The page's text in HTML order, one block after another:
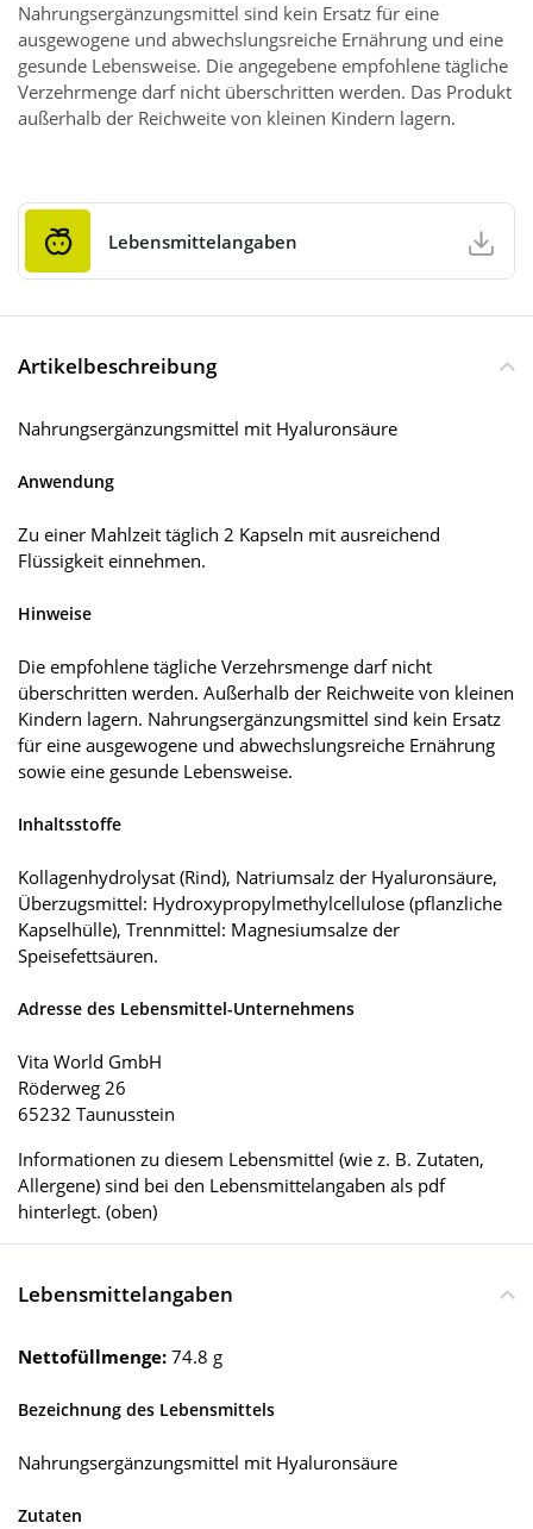
Nahrungsergänzungsmittel sind kein Ersatz für eine
ausgewogene und abwechslungsreiche Ernährung und eine
gesunde Lebensweise. Die angegebene empfohlene tägliche
Verzehrmenge darf nicht überschritten werden. Das Produkt
außerhalb der Reichweite von kleinen Kindern lagern.
Lebensmittelangaben
Artikelbeschreibung
Nahrungsergänzungsmittel mit Hyaluronsäure
Anwendung
Zu einer Mahlzeit täglich 2 Kapseln mit ausreichend
Flüssigkeit einnehmen.
Hinweise
Die empfohlene tägliche Verzehrsmenge darf nicht
überschritten werden. Außerhalb der Reichweite von kleinen
Kindern lagern. Nahrungsergänzungsmittel sind kein Ersatz
für eine ausgewogene und abwechslungsreiche Ernährung
sowie eine gesunde Lebensweise.
Inhaltsstoffe
Kollagenhydrolysat (Rind), Natriumsalz der Hyaluronsäure,
Überzugsmittel: Hydroxypropylmethylcellulose (pflanzliche
Kapselhülle), Trennmittel: Magnesiumsalze der
Speisefettsäuren.
Adresse des Lebensmittel-Unternehmens
Vita World GmbH
Röderweg 26
65232 Taunusstein
Informationen zu diesem Lebensmittel (wie z. B. Zutaten,
Allergene) sind bei den Lebensmittelangaben als pdf
hinterlegt. (oben)
Lebensmittelangaben
Nettofüllmenge: 74.8 g
Bezeichnung des Lebensmittels
Nahrungsergänzungsmittel mit Hyaluronsäure
Zutaten